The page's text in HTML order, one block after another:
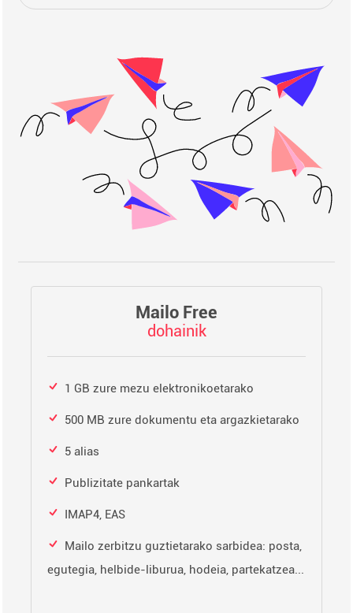
Mailo Free
dohainik
1 GB zure mezu elektronikoetarako
500 MB zure dokumentu eta argazkietarako
5 alias
Publizitate pankartak
IMAP4, EAS
Mailo zerbitzu guztietarako sarbidea: posta,
egutegia, helbide-liburua, hodeia, partekatzea...